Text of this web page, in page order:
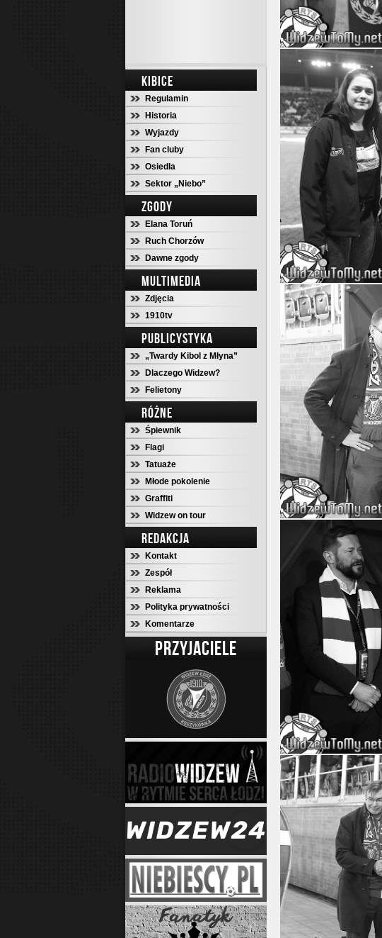
KIBICE
Regulamin
Historia
Wyjazdy
Fan cluby
Osiedla
Sektor „Niebo”
ZGODY
Elana Toruń
Ruch Chorzów
Dawne zgody
MULTIMEDIA
Zdjęcia
1910tv
PUBLICYSTYKA
„Twardy Kibol z Młyna”
Dlaczego Widzew?
Felietony
RÓŻNE
Śpiewnik
Flagi
Tatuaże
Młode pokolenie
Graffiti
Widzew on tour
REDAKCJA
Kontakt
Zespół
Reklama
Polityka prywatności
Komentarze
PRZYJACIELE